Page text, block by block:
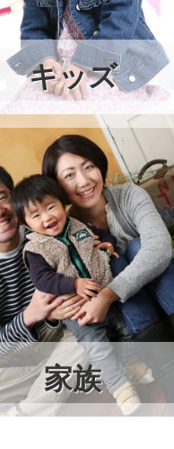
キッズ
家族